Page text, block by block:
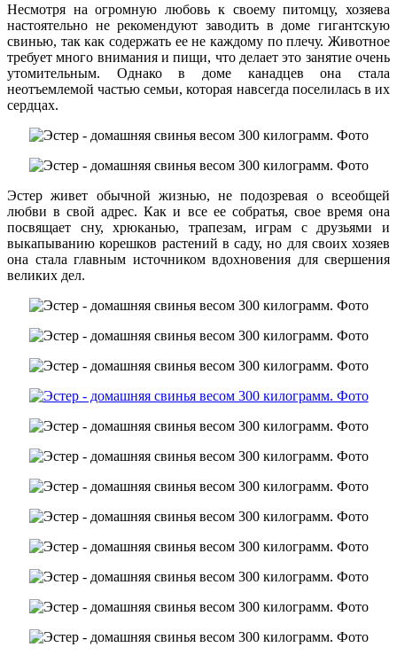
Несмотря на огромную любовь к своему питомцу, хозяева
настоятельно не рекомендуют заводить в доме гигантскую
свинью, так как содержать ее не каждому по плечу. Животное
требует много внимания и пищи, что делает это занятие очень
утомительным. Однако в доме канадцев она стала
неотъемлемой частью семьи, которая навсегда поселилась в их
сердцах.
Эстер живет обычной жизнью, не подозревая о всеобщей
любви в свой адрес. Как и все ее собратья, свое время она
посвящает сну, хрюканью, трапезам, играм с друзьями и
выкапыванию корешков растений в саду, но для своих хозяев
она стала главным источником вдохновения для свершения
великих дел.